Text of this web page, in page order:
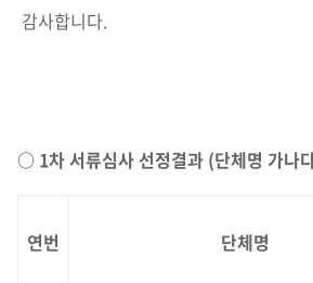
감사합니다.
○ 1차 서류심사 선정결과 (단체명 가나
연번 단체명